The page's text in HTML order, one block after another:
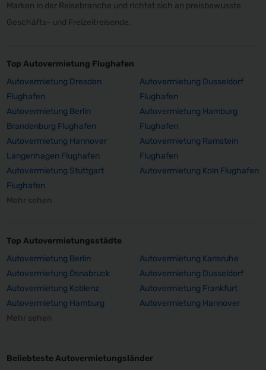
Marken in der Reisebranche und richtet sich an preisbewusste
Geschäfts- und Freizeitreisende.
Top Autovermietung Flughafen
Autovermietung Dresden
Flughafen
Autovermietung Dusseldorf
Flughafen
Autovermietung Berlin
Brandenburg Flughafen
Autovermietung Hamburg
Flughafen
Autovermietung Hannover
Langenhagen Flughafen
Autovermietung Ramstein
Flughafen
Autovermietung Stuttgart
Flughafen
Autovermietung Koln Flughafen
Mehr sehen
Top Autovermietungsstädte
Autovermietung Berlin
Autovermietung Karlsruhe
Autovermietung Osnabruck
Autovermietung Dusseldorf
Autovermietung Koblenz
Autovermietung Frankfurt
Autovermietung Hamburg
Autovermietung Hannover
Mehr sehen
Beliebteste Autovermietungsländer